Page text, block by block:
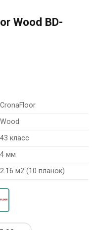
Wood BD-
CronaFloor
Wood
43 класс
4 мм
2.16 м2 (10 планок)